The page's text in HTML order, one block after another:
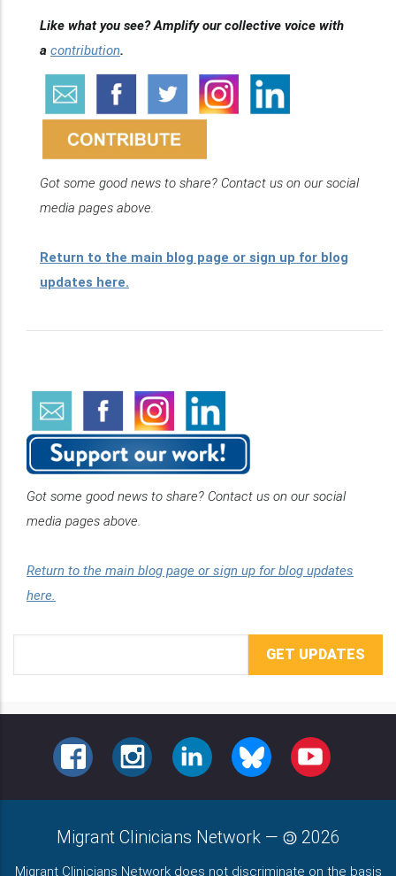
Like what you see? Amplify our collective voice with
a contribution.
Got some good news to share? Contact us on our social
media pages above.
Return to the main blog page or sign up for blog
updates here.
Got some good news to share? Contact us on our social
media pages above.
Return to the main blog page or sign up for blog updates
here.
Address
FACEBOOKINSTAGRAMLINKEDINBLUESKY YOUTUBE
Migrant Clinicians Network — 2026
Migrant Clinicians Network does not discriminate on the basis